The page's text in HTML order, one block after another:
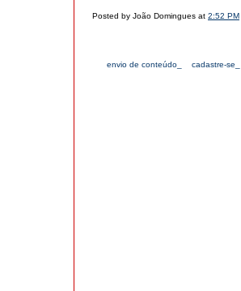
Posted by João Domingues at 2:52 PM
envio de conteúdo_ cadastre-se_